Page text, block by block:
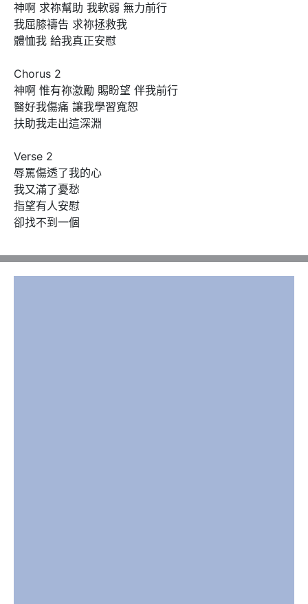
神啊 求祢幫助 我軟弱 無力前行
我屈膝禱告 求祢拯救我
體恤我 給我真正安慰
Chorus 2
神啊 惟有祢激勵 賜盼望 伴我前行
醫好我傷痛 讓我學習寬恕
扶助我走出這深淵
Verse 2
辱罵傷透了我的心
我又滿了憂愁
指望有人安慰
卻找不到一個